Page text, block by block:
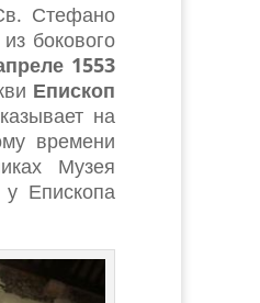
Стефано
бокового
1553
Епископ
на
времени
Музея
Епископа